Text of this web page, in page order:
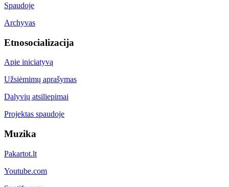
Spaudoje
Archyvas
Etnosocializacija
Apie iniciatyvą
Užsiėmimų aprašymas
Dalyvių atsiliepimai
Projektas spaudoje
Muzika
Pakartot.lt
Youtube.com